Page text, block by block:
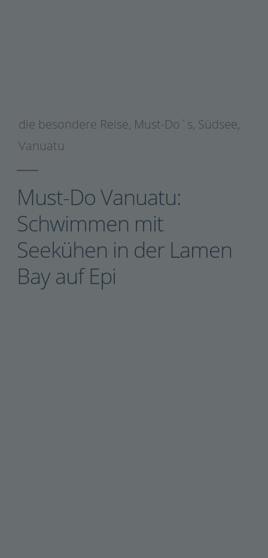
die besondere Reise, Must-Do`s, Südsee,
Vanuatu
Must-Do Vanuatu:
Schwimmen mit
Seekühen in der Lamen
Bay auf Epi